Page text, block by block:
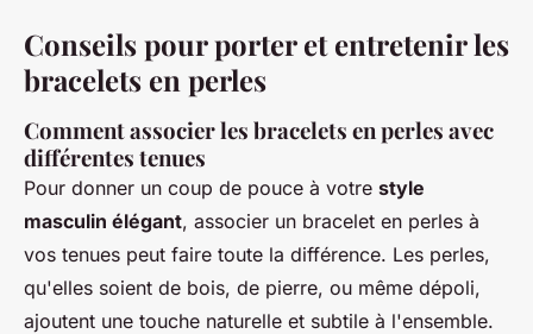
Conseils pour porter et entretenir les
bracelets en perles
Comment associer les bracelets en perles avec
différentes tenues
Pour donner un coup de pouce à votre style
masculin élégant, associer un bracelet en perles à
vos tenues peut faire toute la différence. Les perles,
qu'elles soient de bois, de pierre, ou même dépoli,
ajoutent une touche naturelle et subtile à l'ensemble.